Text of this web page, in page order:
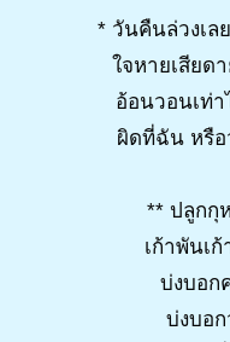
* วันคืนล่วงเล
ใจหายเสียด
อ้อนวอนเท่
ผิดที่ฉัน หรือ
** ปลูกกุ
เก้าพันเก้
บ่งบอก
บ่งบอ